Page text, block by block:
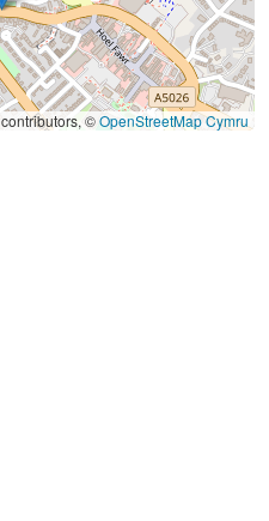
contributors, ©OpenStreetMap Cymru